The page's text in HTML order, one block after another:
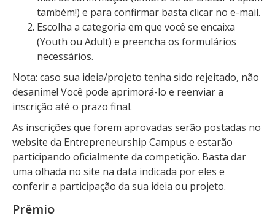
também!) e para confirmar basta clicar no e-mail.
Escolha a categoria em que você se encaixa
(Youth ou Adult) e preencha os formulários
necessários.
Nota: caso sua ideia/projeto tenha sido rejeitado, não
desanime! Você pode aprimorá-lo e reenviar a
inscrição até o prazo final.
As inscrições que forem aprovadas serão postadas no
website da Entrepreneurship Campus e estarão
participando oficialmente da competição. Basta dar
uma olhada no site na data indicada por eles e
conferir a participação da sua ideia ou projeto.
Prêmio